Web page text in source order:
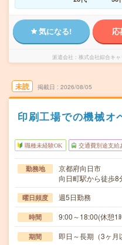
気になる! 応
派遣会社 株式会社綜合キ
未読 掲載日 2026/08/05
印刷工場での機械オ
職種未経験OK 交通費別途支給
勤務地
京都府向日市
向日町駅から徒歩
曜日頻度 週5日勤務
時間 9:00～18:00(休憩1
期間 即日～長期（3ヶ